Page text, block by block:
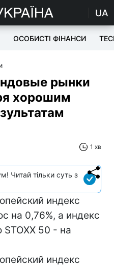
UA
ОСОБИСТІ ФІНАНСИ
рынки
хорошим
1 хв
Читай тільки суть з
индекс
на 0,76%, а индекс
50 - на
индекс